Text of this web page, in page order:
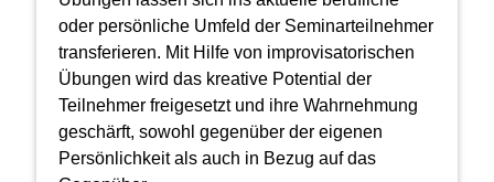
oder persönliche Umfeld der Seminarteilnehmer
transferieren. Mit Hilfe von improvisatorischen
Übungen wird das kreative Potential der
Teilnehmer freigesetzt und ihre Wahrnehmung
geschärft, sowohl gegenüber der eigenen
Persönlichkeit als auch in Bezug auf das